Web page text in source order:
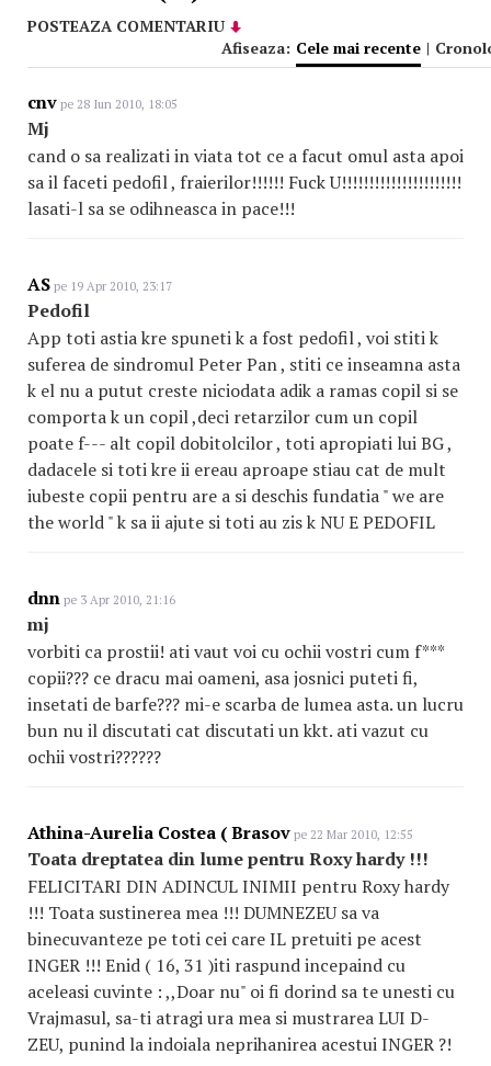
POSTEAZA COMENTARIU
Afiseaza: Cele mai recente |
cnv pe 28 Iun 2010, 18:05
Mj
cand o sa realizati in viata tot ce a facut omul asta apoi
sa il faceti pedofil , fraierilor!!!!!! Fuck U!!!!!!!!!!!!!!!!!!!!!!
lasati-l sa se odihneasca in pace!!!
AS pe 19 Apr 2010, 23:17
Pedofil
App toti astia kre spuneti k a fost pedofil , voi stiti k
suferea de sindromul Peter Pan , stiti ce inseamna asta
k el nu a putut creste niciodata adik a ramas copil si se
comporta k un copil ,deci retarzilor cum un copil
poate f--- alt copil dobitolcilor , toti apropiati lui BG ,
dadacele si toti kre ii ereau aproape stiau cat de mult
iubeste copii pentru are a si deschis fundatia " we are
the world " k sa ii ajute si toti au zis k NU E PEDOFIL
dnn pe 3 Apr 2010, 21:16
mj
vorbiti ca prostii! ati vaut voi cu ochii vostri cum f***
copii??? ce dracu mai oameni, asa josnici puteti fi,
insetati de barfe??? mi-e scarba de lumea asta. un lucru
bun nu il discutati cat discutati un kkt. ati vazut cu
ochii vostri??????
Athina-Aurelia Costea ( Brasov pe 22 Mar 2010, 12:55
Toata dreptatea din lume pentru Roxy hardy !!!
FELICITARI DIN ADINCUL INIMII pentru Roxy hardy
!!! Toata sustinerea mea !!! DUMNEZEU sa va
binecuvanteze pe toti cei care IL pretuiti pe acest
INGER !!! Enid ( 16, 31 )iti raspund incepaind cu
aceleasi cuvinte : ,,Doar nu" oi fi dorind sa te unesti cu
Vrajmasul, sa-ti atragi ura mea si mustrarea LUI D-
ZEU, punind la indoiala neprihanirea acestui INGER ?!